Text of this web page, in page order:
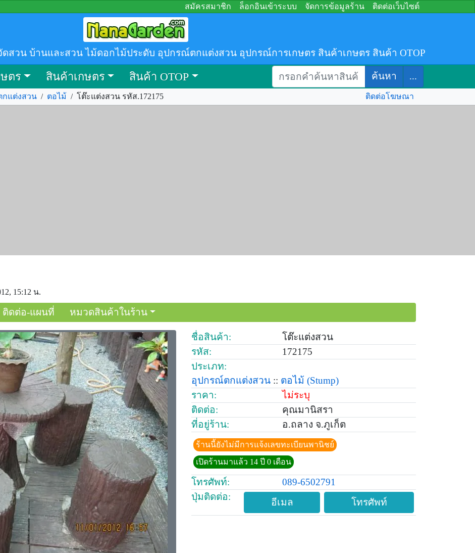
สมัครสมาชิก ล็อกอินเข้าระบบ จัดการข้อมูลร้าน ติดต่อเว็บไซต์
สวน บ้านและสวน ไม้ดอกไม้ประดับ อุปกรณ์ตกแต่งสวน อุปกรณ์การเกษตร สินค้าเกษตร สินค้า OTOP
ตร สินค้าเกษตร สินค้า OTOP ค้นหา ...
แต่งสวน / ตอไม้ / โต๊ะแต่งสวน รหัส.172175 ติดต่อโฆษณา
15:12 น.
ติดต่อ-แผนที่ หมวดสินค้าในร้าน
ชื่อสินค้า:
โต๊ะแต่งสวน
รหัส:
172175
ประเภท:
อุปกรณ์ตกแต่งสวน :: ตอไม้ (Stump)
ราคา:
ไม่ระบุ
ติดต่อ:
คุณมานิสรา
ที่อยู่ร้าน:
อ.ถลาง จ.ภูเก็ต
ร้านนี้ยังไม่มีการแจ้งเลขทะเบียนพานิชย์
เปิดร้านมาแล้ว 14 ปี 0 เดือน
โทรศัพท์:
089-6502791
ปุ่มติดต่อ:
อีเมล โทรศัพท์